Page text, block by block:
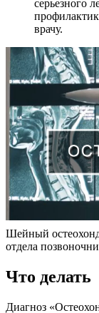
серьезного
врачу.
Шейный
отдела
Что делать
Диагноз